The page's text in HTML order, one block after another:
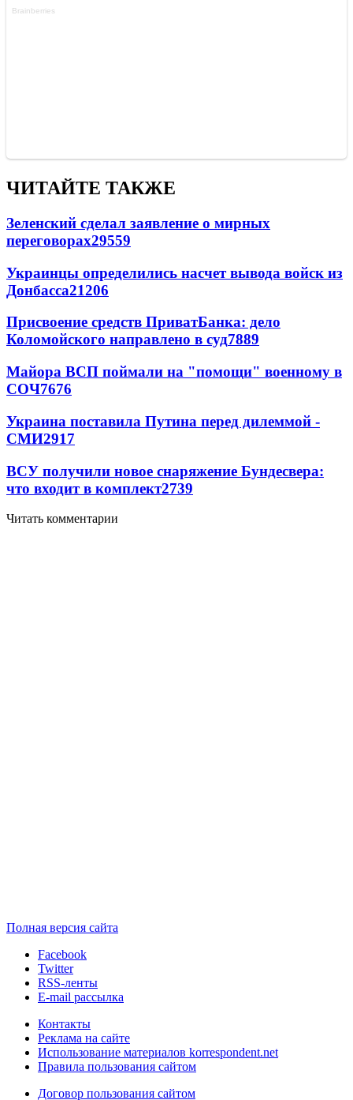
ЧИТАЙТЕ ТАКЖЕ
Зеленский сделал заявление о мирных
переговорах29559
Украинцы определились насчет вывода войск из
Донбасса21206
Присвоение средств ПриватБанка: дело
Коломойского направлено в суд7889
Майора ВСП поймали на "помощи" военному в
СОЧ7676
Украина поставила Путина перед дилеммой -
СМИ2917
ВСУ получили новое снаряжение Бундесвера:
что входит в комплект2739
Читать комментарии
Полная версия сайта
Facebook
Twitter
RSS-ленты
E-mail рассылка
Контакты
Реклама на сайте
Использование материалов korrespondent.net
Правила пользования сайтом
Договор пользования сайтом